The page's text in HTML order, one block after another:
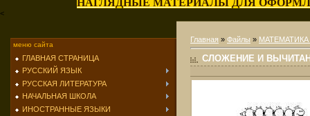
НАГЛЯДНЫЕ МАТЕРИАЛЫ ДЛЯ
<
меню сайта
ГЛАВНАЯ СТРАНИЦА
РУССКИЙ ЯЗЫК
РУССКАЯ ЛИТЕРАТУРА
НАЧАЛЬНАЯ ШКОЛА
ИНОСТРАННЫЕ ЯЗЫКИ
Главная » Файлы »
СЛОЖЕНИЕ И